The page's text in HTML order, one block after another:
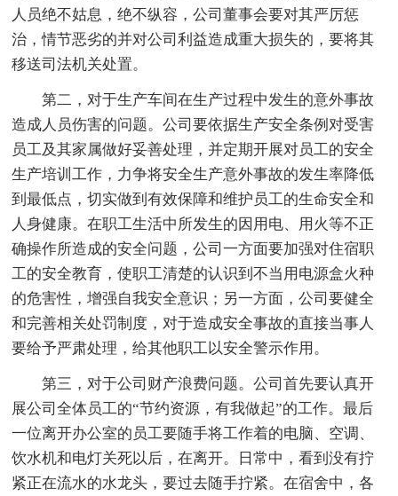
人员绝不姑息，绝不纵容，公司董事会要对其严厉惩
治，情节恶劣的并对公司利益造成重大损失的，要将其
移送司法机关处置。
第二，对于生产车间在生产过程中发生的意外事故
造成人员伤害的问题。公司要依据生产安全条例对受害
员工及其家属做好妥善处理，并定期开展对员工的安全
生产培训工作，力争将安全生产意外事故的发生率降低
到最低点，切实做到有效保障和维护员工的生命安全和
人身健康。在职工生活中所发生的因用电、用火等不正
确操作所造成的安全问题，公司一方面要加强对住宿职
工的安全教育，使职工清楚的认识到不当用电源盒火种
的危害性，增强自我安全意识；另一方面，公司要健全
和完善相关处罚制度，对于造成安全事故的直接当事人
要给予严肃处理，给其他职工以安全警示作用。
第三，对于公司财产浪费问题。公司首先要认真开
展公司全体员工的“节约资源，有我做起”的工作。最后
一位离开办公室的员工要随手将工作着的电脑、空调、
饮水机和电灯关死以后，在离开。日常中，看到没有拧
紧正在流水的水龙头，要过去随手拧紧。在宿舍中，各